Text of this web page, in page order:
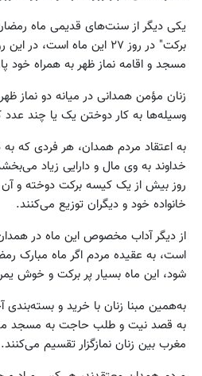
یکی دیگر از سنت‌های قدیمی ماه
برکت" در روز ۲۷ این ماه است،
مسجد و اقامه نماز ظهر به همراه خود
زنان مؤمن همدانی در میانه دو نماز
وسیله‌ها به کار دوختن یک یا چند
به اعتقاد مردم همدان، هر فردی که
خداوند به وی مال و دارایی زیاد
روز بیش از یک کیسه برکت دوخته و آن
خانواده خود و دیگران توزیع می‌کنند.
از دیگر آداب مخصوص این ماه در
است، به عقیده مردم اگر ماه مبارک
شود، این ماه بسیار پر برکت و خوش
به‌همین مبنا زنان با خرید و
به قصد نیت و طلب حاجت به مسجد
مغرب بین زنان نمازگزار تقسیم می‌کنند.